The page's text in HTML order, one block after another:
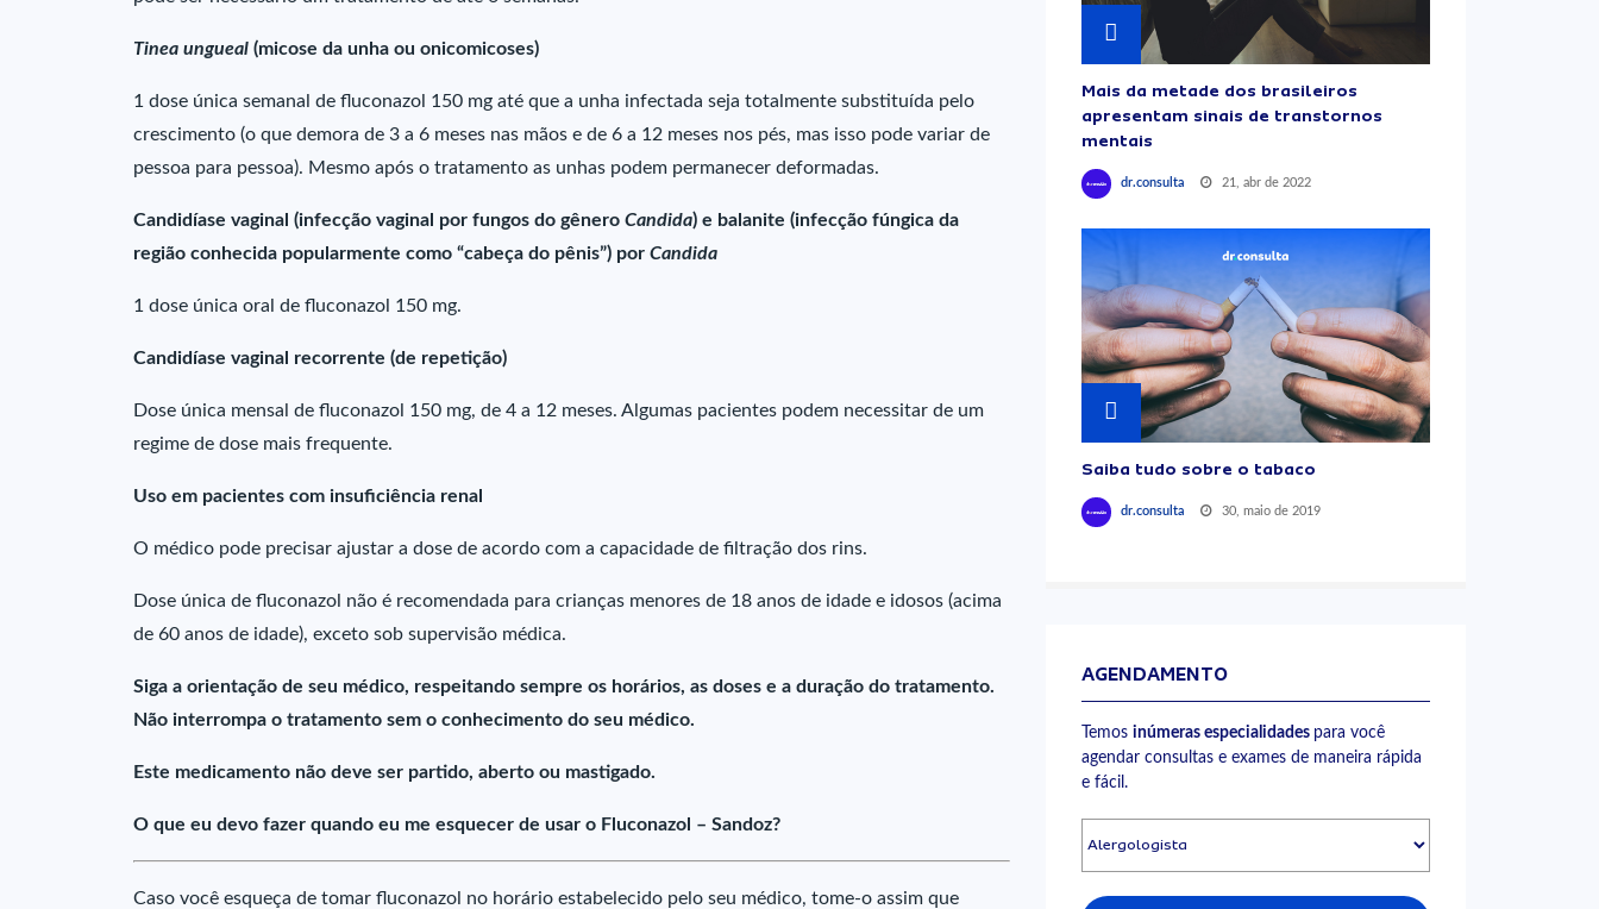
Tinea ungueal (micose da unha ou onicomicoses)
1 dose única semanal de fluconazol 150 mg até que a unha infectada seja totalmente substituída pelo
crescimento (o que demora de 3 a 6 meses nas mãos e de 6 a 12 meses nos pés, mas isso pode variar de
pessoa para pessoa). Mesmo após o tratamento as unhas podem permanecer deformadas.
Candidíase vaginal (infecção vaginal por fungos do gênero Candida) e balanite (infecção fúngica da
região conhecida popularmente como “cabeça do pênis”) por Candida
1 dose única oral de fluconazol 150 mg.
Candidíase vaginal recorrente (de repetição)
Dose única mensal de fluconazol 150 mg, de 4 a 12 meses. Algumas pacientes podem necessitar de um
regime de dose mais frequente.
Uso em pacientes com insuficiência renal
O médico pode precisar ajustar a dose de acordo com a capacidade de filtração dos rins.
Dose única de fluconazol não é recomendada para crianças menores de 18 anos de idade e idosos (acima
de 60 anos de idade), exceto sob supervisão médica.
Siga a orientação de seu médico, respeitando sempre os horários, as doses e a duração do tratamento.
Não interrompa o tratamento sem o conhecimento do seu médico.
Este medicamento não deve ser partido, aberto ou mastigado.
O que eu devo fazer quando eu me esquecer de usar o Fluconazol – Sandoz?
Caso você esqueça de tomar fluconazol no horário estabelecido pelo seu médico, tome-o assim que
Mais da metade dos brasileiros
apresentam sinais de transtornos
mentais
dr.consulta 21, abr de 2022
Saiba tudo sobre o tabaco
dr.consulta 30, maio de 2019
AGENDAMENTO
Temos inúmeras especialidades para você
agendar consultas e exames de maneira rápida
e fácil.